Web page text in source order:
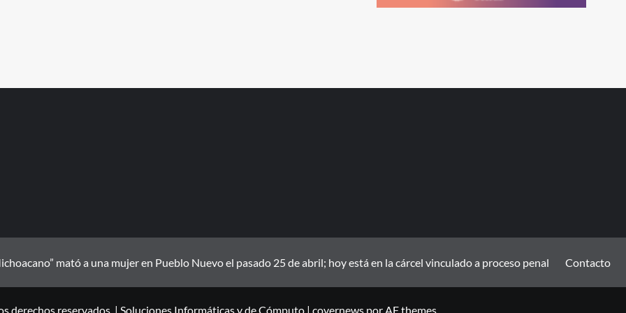
mató a una mujer en Pueblo Nuevo el pasado 25 de abril; hoy está en la cárcel vinculado a proceso penal Contacto
derechos reservados. | Soluciones Informáticas y de Cómputo | covernewspor AF themes.